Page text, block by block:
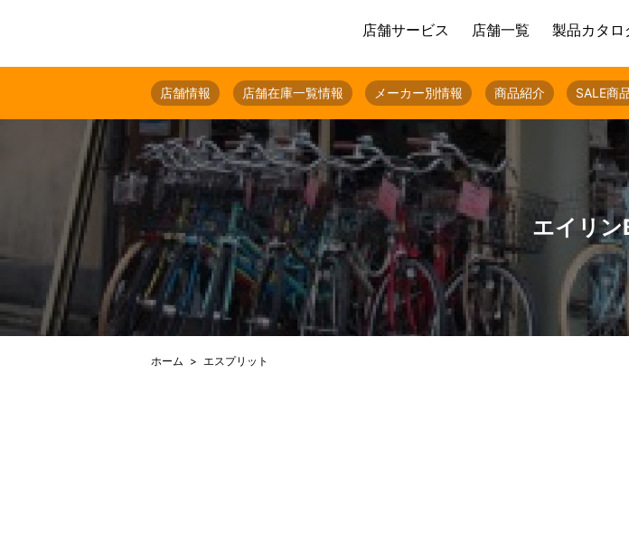
店舗サービス 店舗一覧 製品カタロ
店舗情報 店舗在庫一覧情報 メーカー別情報 商品紹介 SALE商
エイリン
ホーム エスプリット